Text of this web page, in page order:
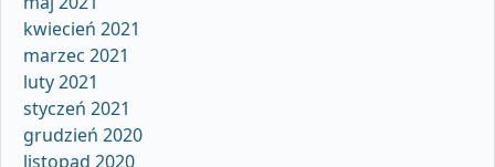
kwiecień 2021
marzec 2021
luty 2021
styczeń 2021
grudzień 2020
listopad 2020